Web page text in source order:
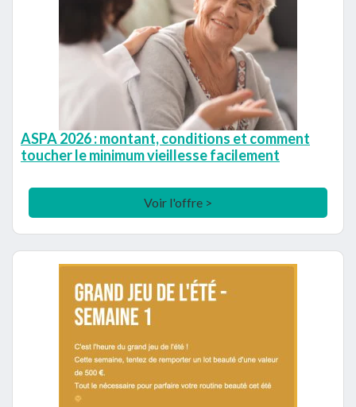
ASPA 2026 : montant, conditions et comment
toucher le minimum vieillesse facilement
Voir l'offre >